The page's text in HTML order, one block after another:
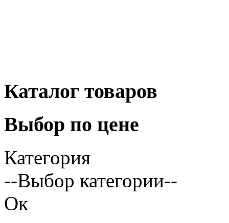
Каталог товаров
Выбор по цене
Категория
--Выбор категории--
Ок